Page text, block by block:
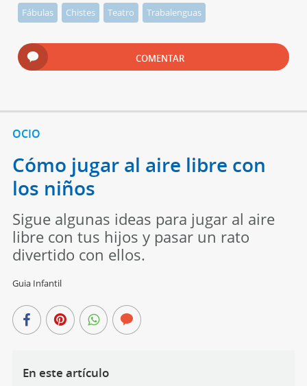
Fábulas Chistes Teatro Trabalenguas
COMENTAR
OCIO
Cómo jugar al aire libre con
los niños
Sigue algunas ideas para jugar al aire
libre con tus hijos y pasar un rato
divertido con ellos.
Guia Infantil
En este artículo